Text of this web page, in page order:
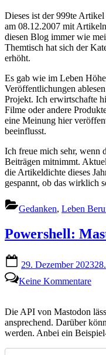
im
Blog
Dieses ist der 999te
am 08.12.2007 mit
diesen Blog immer wie
Themtisch hat sich der
erhöht.
Es gab wie im Leben
Veröffentlichungen
Projekt. Ich erwirtschafte
Filme oder andere
eine Meinung hier
beeinflusst.
Ich freue mich sehr, wenn
Beiträgen mitnimmt.
die Artikeldichte dieses
gespannt, ob das wirklich
Gedanken, Leben
Powershell:
on
29. Dezember 2023
Keine Kommentare
Trööt
Die API von Mastodon
ansprechend. Darüber
werden. Anbei ein